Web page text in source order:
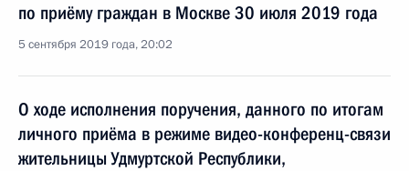
по приёму граждан в Москве 30 июля 2019 года
5 сентября 2019 года, 20:02
О ходе исполнения поручения, данного по итогам
личного приёма в режиме видео-конференц-связи
жительницы Удмуртской Республики,